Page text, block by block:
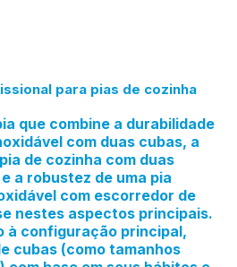
para pias de cozinha
que combine a durabilidade
com duas cubas, a
de cozinha com duas
a robustez de uma pia
com escorredor de
nestes aspectos principais.
à configuração principal,
cubas (como tamanhos